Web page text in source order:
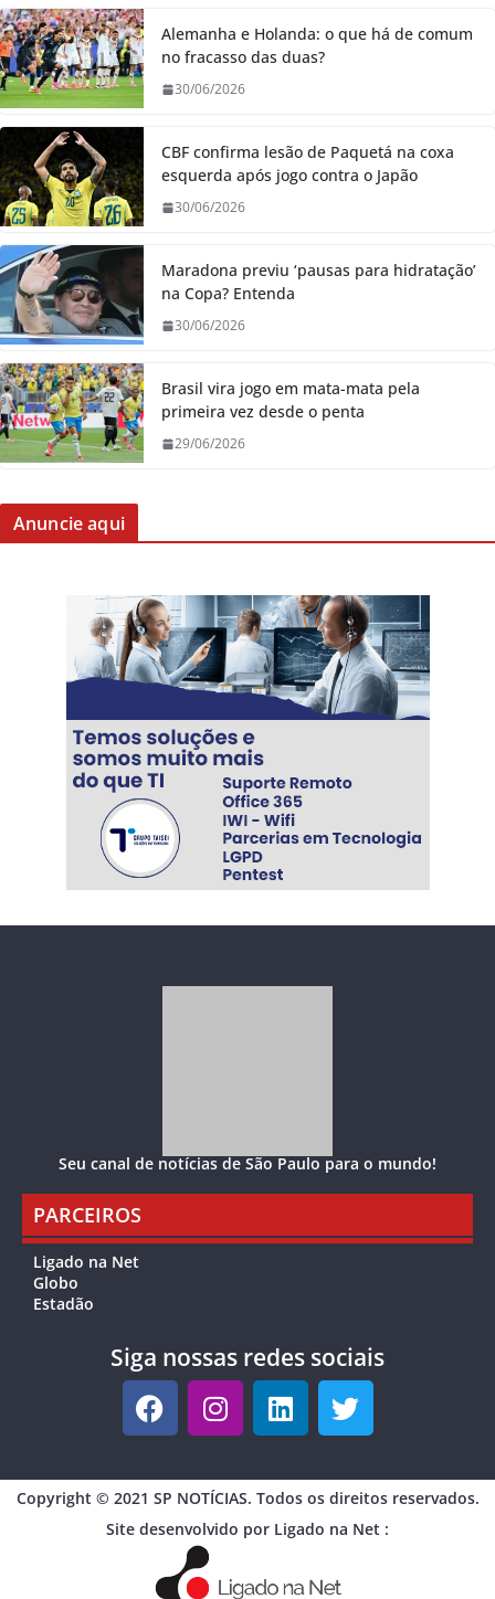
Alemanha e Holanda: o que há de comum
no fracasso das duas?
30/06/2026
CBF confirma lesão de Paquetá na coxa
esquerda após jogo contra o Japão
30/06/2026
Maradona previu ‘pausas para hidratação’
na Copa? Entenda
30/06/2026
Brasil vira jogo em mata-mata pela
primeira vez desde o penta
29/06/2026
Anuncie aqui
Seu canal de notícias de São Paulo para o mundo!
PARCEIROS
Ligado na Net
Globo
Estadão
Siga nossas redes sociais
Copyright © 2021 SP NOTÍCIAS. Todos os direitos reservados.
Site desenvolvido por Ligado na Net :